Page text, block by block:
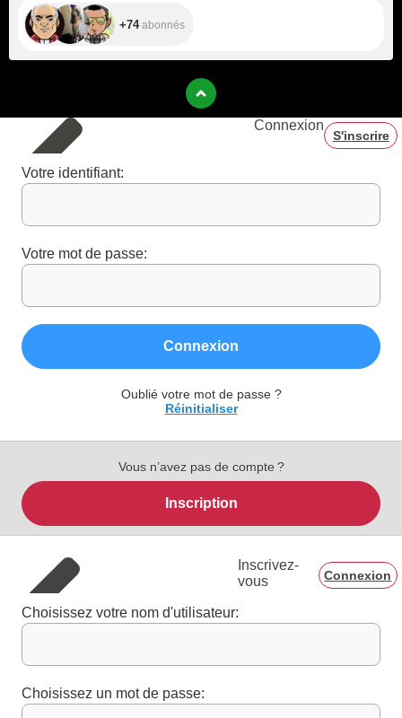
+74abonnés
Connexion
S'inscrire
Votre identifiant:
Votre mot de passe:
Connexion
Oublié votre mot de passe ?
Réinitialiser
Vous n’avez pas de compte ?
Inscription
Inscrivez-
vous
Connexion
Choisissez votre nom d'utilisateur:
Choisissez un mot de passe: